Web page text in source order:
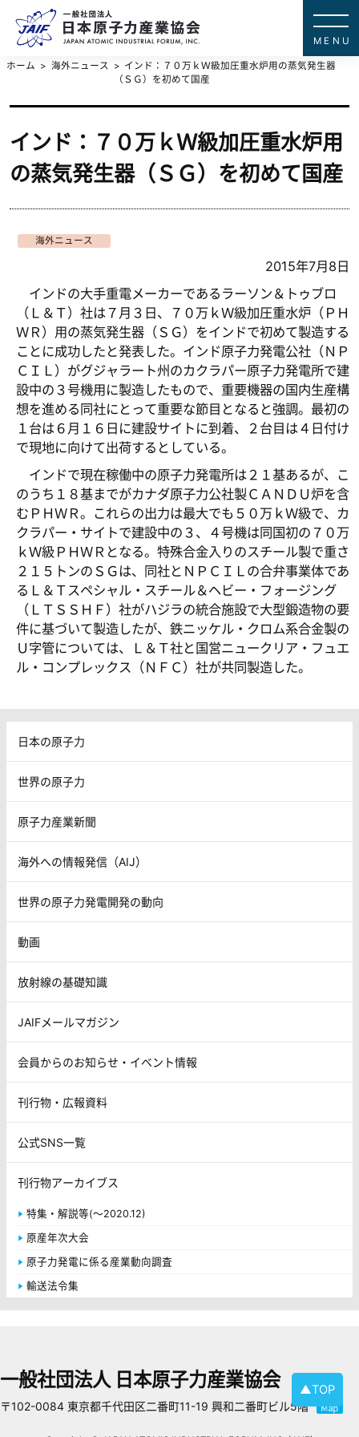
ホーム 海外ニュース
インド：７０万ｋＷ級加圧重水炉用の蒸気発生器
（ＳＧ）を初めて国産
インド：７０万ｋＷ級加圧重水炉用
の蒸気発生器（ＳＧ）を初めて国産
海外ニュース
2015年7月8日
インドの大手重電メーカーであるラーソン＆トゥブロ
（Ｌ＆Ｔ）社は７月３日、７０万ｋＷ級加圧重水炉（ＰＨ
ＷＲ）用の蒸気発生器（ＳＧ）をインドで初めて製造する
ことに成功したと発表した。インド原子力発電公社（ＮＰ
ＣＩＬ）がグジャラート州のカクラパー原子力発電所で建
設中の３号機用に製造したもので、重要機器の国内生産構
想を進める同社にとって重要な節目となると強調。最初の
１台は６月１６日に建設サイトに到着、２台目は４日付け
で現地に向けて出荷するとしている。
インドで現在稼働中の原子力発電所は２１基あるが、こ
のうち１８基までがカナダ原子力公社製ＣＡＮＤＵ炉を含
むＰＨＷＲ。これらの出力は最大でも５０万ｋＷ級で、カ
クラパー・サイトで建設中の３、４号機は同国初の７０万
ｋＷ級ＰＨＷＲとなる。特殊合金入りのスチール製で重さ
２１５トンのＳＧは、同社とＮＰＣＩＬの合弁事業体であ
るＬ＆Ｔスペシャル・スチール＆ヘビー・フォージング
（ＬＴＳＳＨＦ）社がハジラの統合施設で大型鍛造物の要
件に基づいて製造したが、鉄ニッケル・クロム系合金製の
Ｕ字管については、Ｌ＆Ｔ社と国営ニュークリア・フュエ
ル・コンプレックス（ＮＦＣ）社が共同製造した。
日本の原子力
世界の原子力
原子力産業新聞
海外への情報発信（AIJ）
世界の原子力発電開発の動向
動画
放射線の基礎知識
JAIFメールマガジン
会員からのお知らせ・イベント情報
刊行物・広報資料
公式SNS一覧
刊行物アーカイブス
特集・解説等(～2020.12)
原産年次大会
原子力発電に係る産業動向調査
輸送法令集
▲TOP
一般社団法人 日本原子力産業協会
〒102-0084 東京都千代田区二番町11-19 興和二番町ビル5階